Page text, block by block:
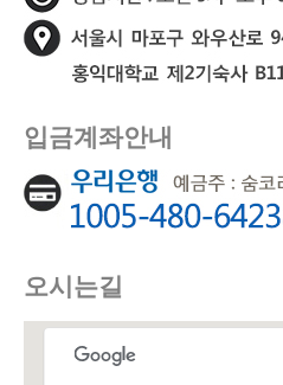
입금계좌안내
오시는길